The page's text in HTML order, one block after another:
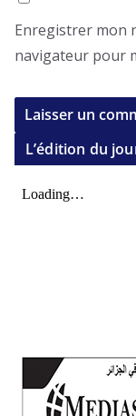
Enregistrer mon
navigateur pour
L’édition du